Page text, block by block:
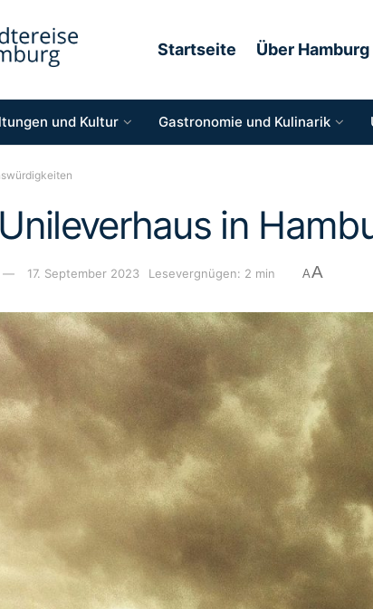
Startseite Über Hamburg
und Kultur Gastronomie und Kulinarik
in
17. September 2023 Lesevergnügen: 2 min AA